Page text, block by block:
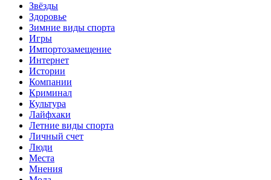
Звёзды
Здоровье
Зимние виды спорта
Игры
Импортозамещение
Интернет
Истории
Компании
Криминал
Культура
Лайфхаки
Летние виды спорта
Личный счет
Люди
Места
Мнения